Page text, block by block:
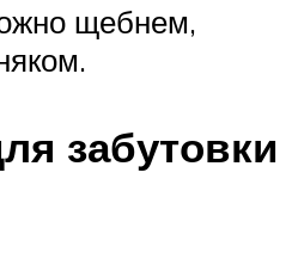
щебнем,
забутовки